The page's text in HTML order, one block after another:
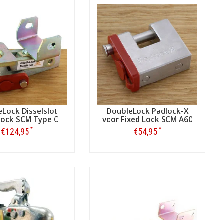
Disselslot
SCM Type C
€124,95 *
DoubleLock Padlock-X
voor Fixed Lock SCM A60
€54,95 *